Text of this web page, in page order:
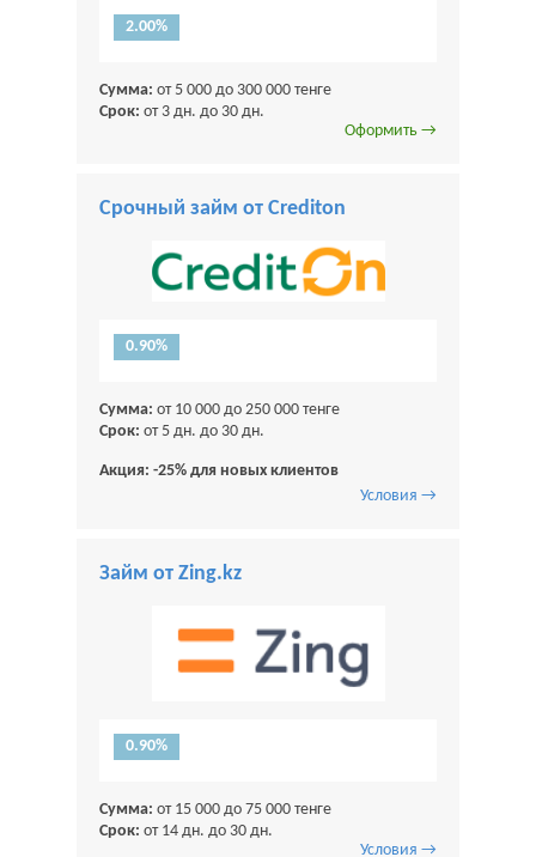
2.00%
Сумма: от 5 000 до 300 000 тенге
Срок: от 3 дн. до 30 дн.
Оформить →
Срочный займ от Crediton
0.90%
Сумма: от 10 000 до 250 000 тенге
Срок: от 5 дн. до 30 дн.
Акция: -25% для новых клиентов
Условия →
Займ от Zing.kz
0.90%
Сумма: от 15 000 до 75 000 тенге
Срок: от 14 дн. до 30 дн.
Условия →